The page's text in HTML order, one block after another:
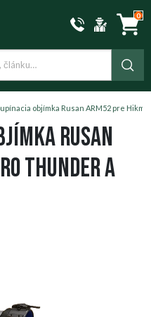
0
objímka Rusan ARM52 pre
Rusan
Thunder a